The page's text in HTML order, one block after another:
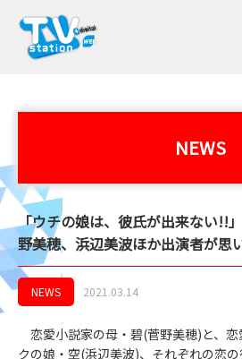
NEWS
「ウチの娘は、彼氏が出来ない!!
野美穂、浜辺美波ほか出演者が思
NEWS 2021.03.14
恋愛小説家の母・碧(菅野美穂)と、
クの娘・空(浜辺美波)、それぞれの恋